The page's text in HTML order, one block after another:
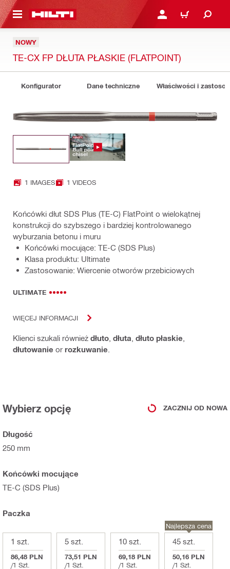
GŁÓWNEJ ZALOGUJ SIĘ LUB
KOSZYK
NOWY
TE-CX FP DŁUTA PŁASKIE (FLATPOINT)
Konfigurator Dane techniczne Właściwości i
1 IMAGES 1 VIDEOS
Końcówki dłut SDS Plus (TE-C) FlatPoint o wielokątnej
konstrukcji do szybszego i bardziej kontrolowanego
wyburzania betonu i muru
Końcówki mocujące: TE-C (SDS Plus)
Klasa produktu: Ultimate
Zastosowanie: Wiercenie otworów przebiciowych
ULTIMATE
WIĘCEJ INFORMACJI
Klienci szukali również dłuto dłuta dłuto płaskie
dłutowanie or rozkuwanie
Wybierz opcję ZACZNIJ OD NOWA
Długość
250 mm
Końcówki mocujące
TE-C (SDS Plus)
Paczka
1 szt.
86,48 PLN
/1 Szt.
5 szt.
73,51 PLN
/1 Szt.
10 szt.
69,18 PLN
/1 Szt.
45 szt.
50,16 PLN
/1 Szt.
Najlepsza cena